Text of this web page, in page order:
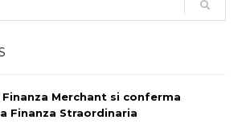
Merchant si conferma
Finanza Straordinaria